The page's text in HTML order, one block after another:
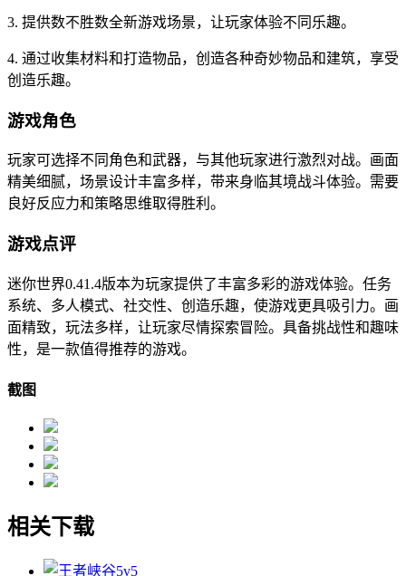
3. 提供数不胜数全新游戏场景，让玩家体验不同乐趣。
4. 通过收集材料和打造物品，创造各种奇妙物品和建筑，享受
创造乐趣。
游戏角色
玩家可选择不同角色和武器，与其他玩家进行激烈对战。画面
精美细腻，场景设计丰富多样，带来身临其境战斗体验。需要
良好反应力和策略思维取得胜利。
游戏点评
迷你世界0.41.4版本为玩家提供了丰富多彩的游戏体验。任务
系统、多人模式、社交性、创造乐趣，使游戏更具吸引力。画
面精致，玩法多样，让玩家尽情探索冒险。具备挑战性和趣味
性，是一款值得推荐的游戏。
截图
相关下载